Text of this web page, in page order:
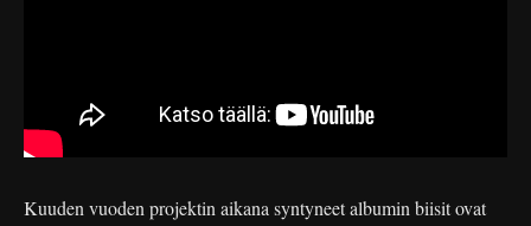
Kuuden vuoden projektin aikana syntyneet albumin biisit ovat